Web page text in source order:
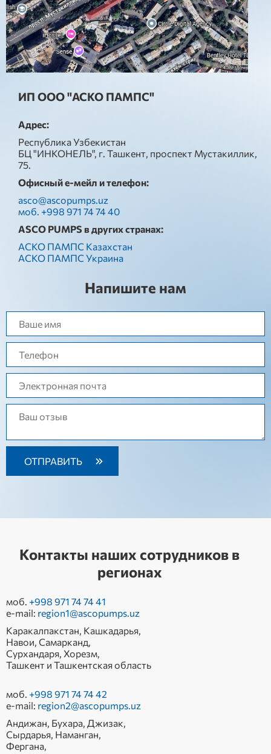
ИП ООО "АСКО ПАМПС"
Адрес:
Республика Узбекистан
БЦ "ИНКОНЕЛЬ", г. Ташкент, проспект Мустакиллик,
75.
Офисный е-мейл и телефон:
asco@ascopumps.uz
моб. +998 971 74 74 40
ASCO PUMPS в других странах:
АСКО ПАМПС Казахстан
АСКО ПАМПС Украина
Напишите нам
Контакты наших сотрудников в
регионах
моб. +998 971 74 74 41
e-mail: region1@ascopumps.uz
Каракалпакстан, Кашкадарья,
Навои, Самарканд,
Сурхандаря, Хорезм,
Ташкент и Ташкентская область
моб. +998 971 74 74 42
e-mail: region2@ascopumps.uz
Андижан, Бухара, Джизак,
Сырдарья, Наманган,
Фергана,